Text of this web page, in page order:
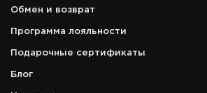
Обмен и возврат
Программа лояльности
Подарочные сертификаты
Блог
зависит от
Телефон